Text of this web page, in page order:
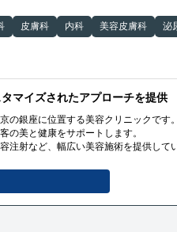
皮膚科 内科 美容皮膚科 泌
マイズされたアプローチを提供
の銀座に位置する美容クリニックです。
の美と健康をサポートします。
注射など、幅広い美容施術を提供して
います。